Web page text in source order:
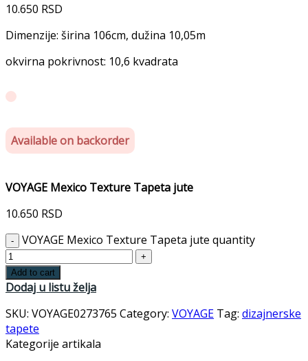
10.650 RSD
Dimenzije: širina 106cm, dužina 10,05m
okvirna pokrivnost: 10,6 kvadrata
Available on backorder
VOYAGE Mexico Texture Tapeta jute
10.650 RSD
VOYAGE Mexico Texture Tapeta jute quantity
Add to cart
Dodaj u listu želja
SKU: VOYAGE0273765 Category: VOYAGE Tag: dizajnerske
tapete
Kategorije artikala